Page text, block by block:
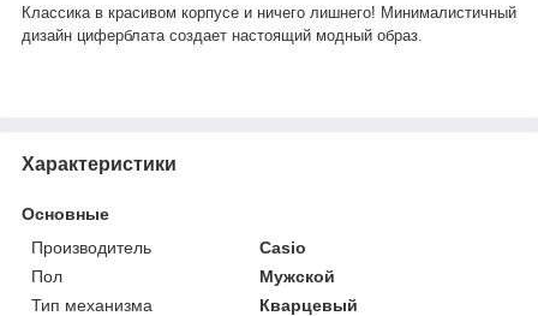
Классика в красивом корпусе и ничего лишнего! Минималистичный
дизайн циферблата создает настоящий модный образ.
Характеристики
Основные
Производитель
Casio
Пол
Мужской
Тип механизма
Кварцевый